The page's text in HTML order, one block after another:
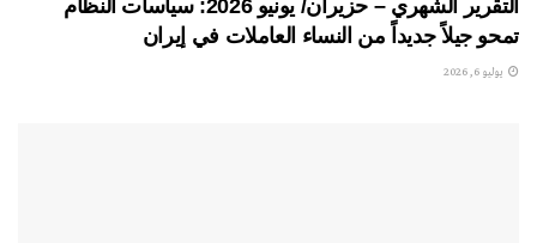
التقرير الشهري – حزيران/ يونيو 2026: سياسات النظام
تمحو جيلاً جديداً من النساء العاملات في إيران
يوليو 6, 2026